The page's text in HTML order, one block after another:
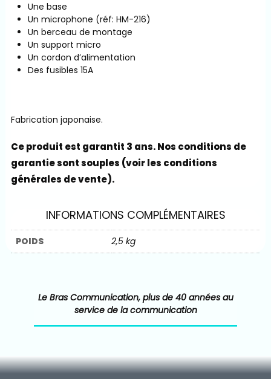
Une base
Un microphone (réf: HM-216)
Un berceau de montage
Un support micro
Un cordon d’alimentation
Des fusibles 15A
Fabrication japonaise.
Ce produit est garantit 3 ans. Nos conditions de
garantie sont souples (voir les conditions
générales de vente).
INFORMATIONS COMPLÉMENTAIRES
POIDS 2,5 kg
Le Bras Communication, plus de 40 années au
service de la communication